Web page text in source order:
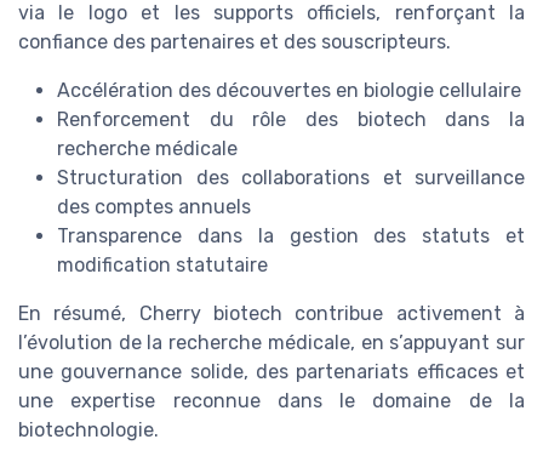
via le logo et les supports officiels, renforçant la
confiance des partenaires et des souscripteurs.
Accélération des découvertes en biologie cellulaire
Renforcement du rôle des biotech dans la
recherche médicale
Structuration des collaborations et surveillance
des comptes annuels
Transparence dans la gestion des statuts et
modification statutaire
En résumé, Cherry biotech contribue activement à
l’évolution de la recherche médicale, en s’appuyant sur
une gouvernance solide, des partenariats efficaces et
une expertise reconnue dans le domaine de la
biotechnologie.